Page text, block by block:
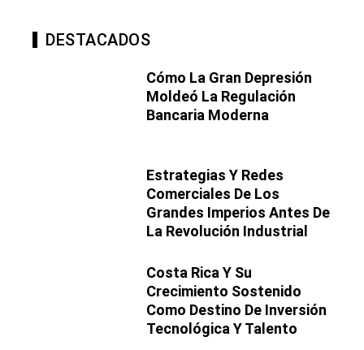
DESTACADOS
Cómo La Gran Depresión
Moldeó La Regulación
Bancaria Moderna
Estrategias Y Redes
Comerciales De Los
Grandes Imperios Antes De
La Revolución Industrial
Costa Rica Y Su
Crecimiento Sostenido
Como Destino De Inversión
Tecnológica Y Talento